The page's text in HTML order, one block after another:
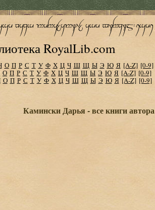
RoyalLib.com
О П Р С Т У Ф Х Ц Ч Ш Щ Ы Э Ю Я [A-Z] [0-9]
О П Р С Т У Ф Х Ц Ч Ш Щ Ы Э Ю Я [A-Z] [0-9]
О П Р С Т У Ф Х Ц Ч Ш Щ Ы Э Ю Я [A-Z] [0-9]
Камински Дарья - все книги автора